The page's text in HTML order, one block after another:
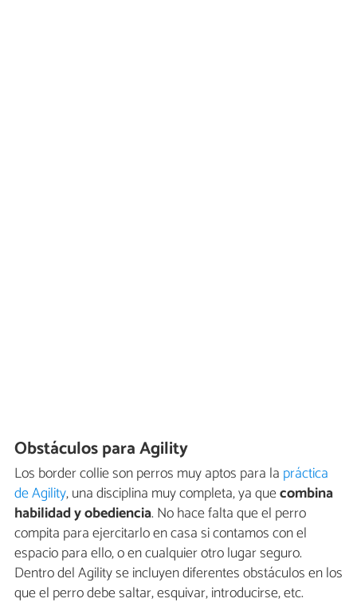
Obstáculos para Agility
Los border collie son perros muy aptos para la práctica
de Agility, una disciplina muy completa, ya quecombina
habilidad y obediencia. No hace falta que el perro
compita para ejercitarlo en casa si contamos con el
espacio para ello, o en cualquier otro lugar seguro.
Dentro del Agility se incluyen diferentes obstáculos en los
que el perro debe saltar, esquivar, introducirse, etc.